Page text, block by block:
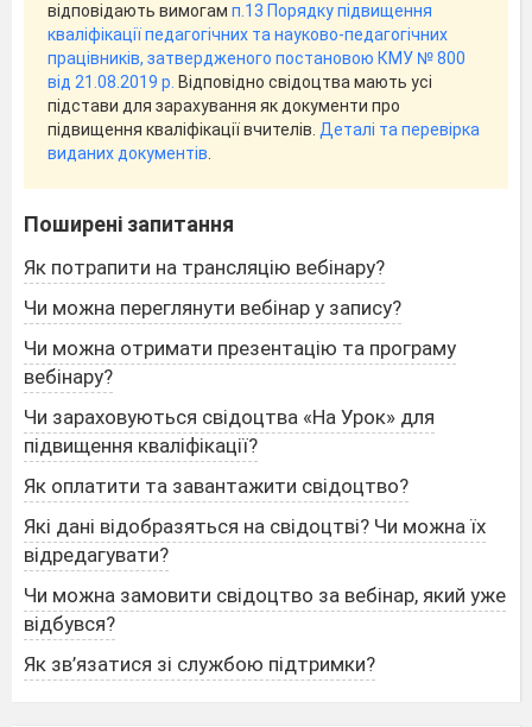
відповідають вимогам п.13 Порядку підвищення
кваліфікації педагогічних та науково-педагогічних
працівників, затвердженого постановою КМУ № 800
від 21.08.2019 р. Відповідно свідоцтва мають усі
підстави для зарахування як документи про
підвищення кваліфікації вчителів. Деталі та перевірка
виданих документів.
Поширені запитання
Як потрапити на трансляцію вебінару?
Чи можна переглянути вебінар у запису?
Чи можна отримати презентацію та програму
вебінару?
Чи зараховуються свідоцтва «На Урок» для
підвищення кваліфікації?
Як оплатити та завантажити свідоцтво?
Які дані відобразяться на свідоцтві? Чи можна їх
відредагувати?
Чи можна замовити свідоцтво за вебінар, який уже
відбувся?
Як зв’язатися зі службою підтримки?